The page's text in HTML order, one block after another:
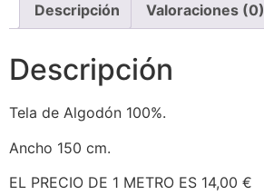
Descripción Valoraciones (0)
Descripción
Tela de Algodón 100%.
Ancho 150 cm.
EL PRECIO DE 1 METRO ES 14,00 €